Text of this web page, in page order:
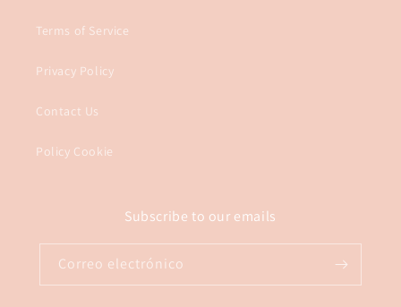
Terms of Service
Privacy Policy
Contact Us
Policy Cookie
Subscribe to our emails
Correo electrónico